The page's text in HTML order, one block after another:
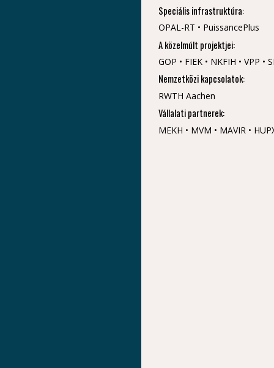
Speciális infrastruktúra:
OPAL-RT • PuissancePlus
A közelmúlt projektjei:
GOP • FIEK • NKFIH • VPP •
Nemzetközi kapcsolatok:
RWTH Aachen
Vállalati partnerek:
MEKH • MVM • MAVIR •